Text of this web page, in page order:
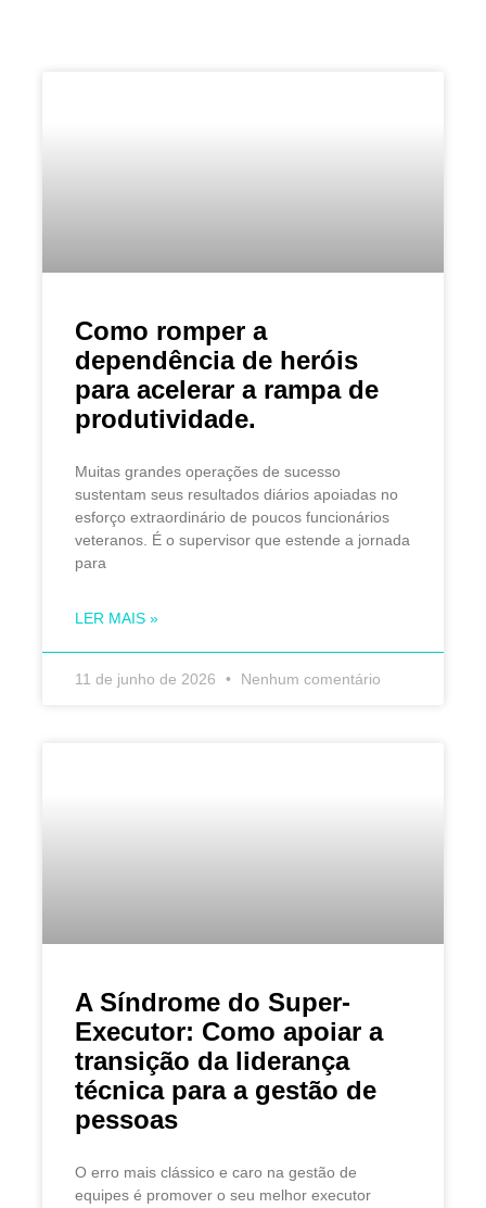
Como romper a
dependência de heróis
para acelerar a rampa de
produtividade.
Muitas grandes operações de sucesso
sustentam seus resultados diários apoiadas no
esforço extraordinário de poucos funcionários
veteranos. É o supervisor que estende a jornada
para
LER MAIS »
11 de junho de 2026 Nenhum comentário
A Síndrome do Super-
Executor: Como apoiar a
transição da liderança
técnica para a gestão de
pessoas
O erro mais clássico e caro na gestão de
equipes é promover o seu melhor executor